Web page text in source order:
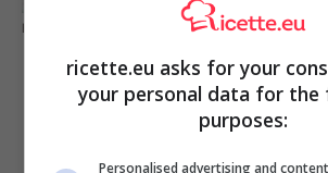
E’ questa la farina per preparare degli Struffoli
ricette.eu asks for your
your personal data for the
purposes:
Personalised advertising and